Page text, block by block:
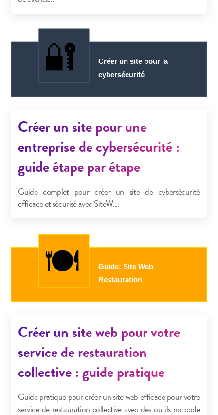
Créer un site pour une
entreprise de cybersécurité :
guide étape par étape
Guide complet pour créer un site de cybersécurité
efficace et sécurisé avec SiteW....
Créer un site web pour votre
service de restauration
collective : guide pratique
Guide pratique pour créer un site web efficace pour votre
service de restauration collective avec des outils no-code